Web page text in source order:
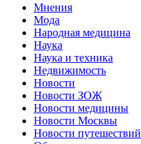
Мнения
Мода
Народная медицина
Наука
Наука и техника
Недвижимость
Новости
Новости ЗОЖ
Новости медицины
Новости Москвы
Новости путешествий